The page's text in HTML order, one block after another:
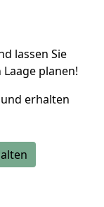
lassen Sie
planen!
und erhalten